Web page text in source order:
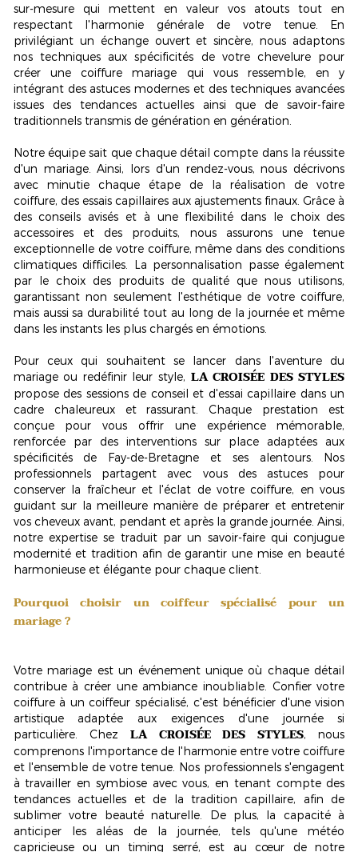
sur-mesure qui mettent en valeur vos atouts tout en
respectant l'harmonie générale de votre tenue. En
privilégiant un échange ouvert et sincère, nous adaptons
nos techniques aux spécificités de votre chevelure pour
créer unecoiffure mariage qui vous ressemble, en y
intégrant des astuces modernes et des techniques avancées
issues des tendances actuelles ainsi que de savoir-faire
traditionnels transmis de génération en génération.
Notre équipe sait que chaque détail compte dans la réussite
d'un mariage. Ainsi, lors d'un rendez-vous, nous décrivons
avec minutie chaque étape de la réalisation de votre
coiffure, des essais capillaires aux ajustements finaux. Grâce à
des conseils avisés et à une flexibilité dans le choix des
accessoires et des produits, nous assurons une tenue
exceptionnelle de votre coiffure, même dans des conditions
climatiques difficiles. La personnalisation passe également
par le choix des produits de qualité que nous utilisons,
garantissant non seulement l'esthétique de votre coiffure,
mais aussi sa durabilité tout au long de la journée et même
dans les instants les plus chargés en émotions.
Pour ceux qui souhaitent se lancer dans l'aventure du
mariage ou redéfinir leur style, LA CROISÉE DES STYLES
propose des sessions de conseil et d'essai capillaire dans un
cadre chaleureux et rassurant. Chaque prestation est
conçue pour vous offrir une expérience mémorable,
renforcée par des interventions sur place adaptées aux
spécificités de Fay-de-Bretagne et ses alentours. Nos
professionnels partagent avec vous des astuces pour
conserver la fraîcheur et l'éclat de votre coiffure, en vous
guidant sur la meilleure manière de préparer et entretenir
vos cheveux avant, pendant et après la grande journée. Ainsi,
notre expertise se traduit par un savoir-faire qui conjugue
modernité et tradition afin de garantir une mise en beauté
harmonieuse et élégante pour chaque client.
Pourquoi choisir un coiffeur spécialisé pour un
mariage ?
Votre mariage est un événement unique où chaque détail
contribue à créer une ambiance inoubliable. Confier votre
coiffure à un coiffeur spécialisé, c'est bénéficier d'unevision
artistiqueadaptée aux exigences d'une journée si
particulière. Chez LA CROISÉE DES STYLES, nous
comprenons l'importance de l'harmonie entre votre coiffure
et l'ensemble de votre tenue. Nos professionnels s'engagent
à travailler en symbiose avec vous, en tenant compte des
tendances actuelles et de la tradition capillaire, afin de
sublimer votre beauté naturelle. De plus, la capacité à
anticiper les aléas de la journée, tels qu'une météo
capricieuse ou un timing serré, est au cœur de notre